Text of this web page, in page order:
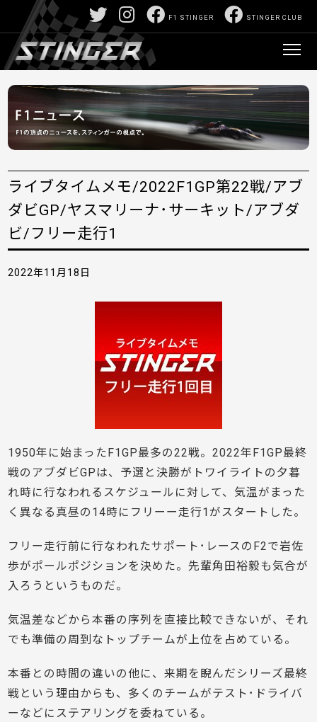
STINGER CLUB
F1 STINGER
ライブタイムメモ/2022F1GP第22戦/アブ
ダビGP/ヤスマリーナ･サーキット/アブダ
ビ/フリー走行1
2022年11月18日
1950年に始まったF1GP最多の22戦。2022年F1GP最終
戦のアブダビGPは、予選と決勝がトワイライトの夕暮
れ時に行なわれるスケジュールに対して、気温がまった
く異なる真昼の14時にフリーー走行1がスタートした。
フリー走行前に行なわれたサポート･レースのF2で岩佐
歩がポールポジションを決めた。先輩角田裕毅も気合が
入ろうというものだ。
気温差などから本番の序列を直接比較できないが、それ
でも準備の周到なトップチームが上位を占めている。
本番との時間の違いの他に、来期を睨んだシリーズ最終
戦という理由からも、多くのチームがテスト･ドライバ
ーなどにステアリングを委ねている。